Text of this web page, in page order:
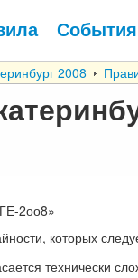
События
2008
2оо8»
которых
технически